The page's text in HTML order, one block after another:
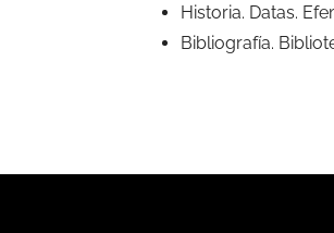
Historia. Datas.
Bibliografía.